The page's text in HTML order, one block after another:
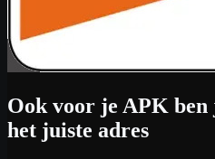
Ook voor je APK ben
het juiste adres